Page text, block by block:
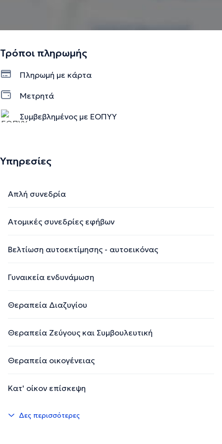
Τρόποι πληρωμής
Πληρωμή με κάρτα
Μετρητά
Συμβεβλημένος με ΕΟΠΥΥ
Υπηρεσίες
Απλή συνεδρία
Ατομικές συνεδρίες εφήβων
Βελτίωση αυτοεκτίμησης - αυτοεικόνας
Γυναικεία ενδυνάμωση
Θεραπεία Διαζυγίου
Θεραπεία Ζεύγους και Συμβουλευτική
Θεραπεία οικογένειας
Κατ' οίκον επίσκεψη
Δες περισσότερες